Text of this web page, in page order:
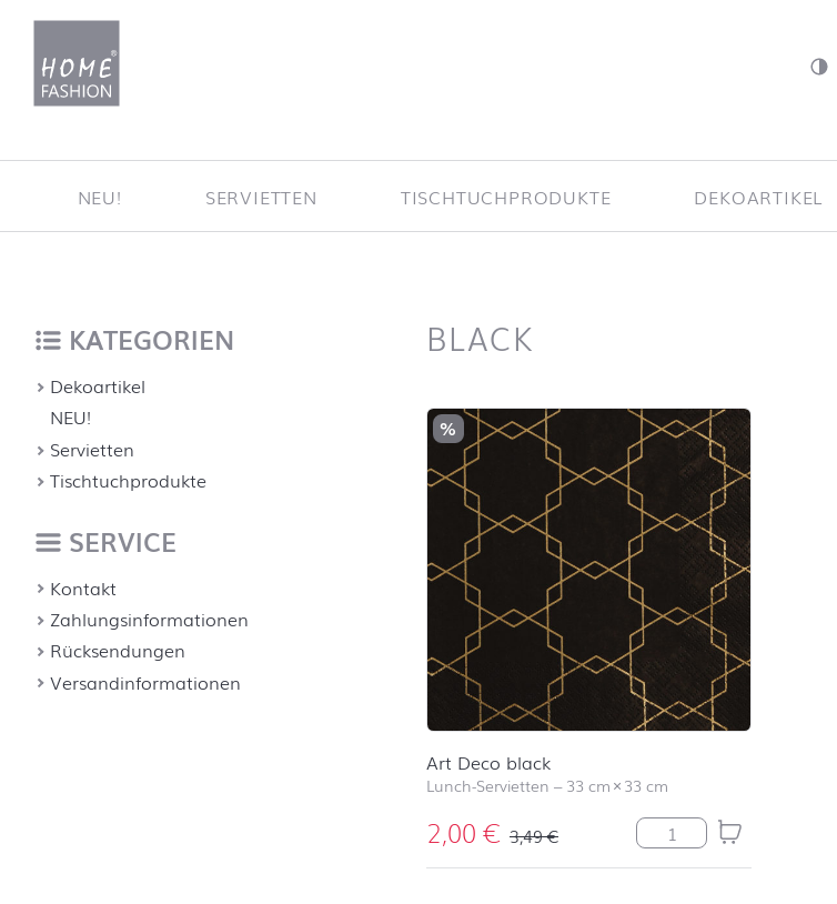
NEU! SERVIETTEN TISCHTUCHPRODUKTE DEKOARTIKEL
BLACK
Produktliste überspringen und zum Filter springen
%
Art Deco black
Lunch-Servietten –33 cm×33 cm
2,00€ 3,49€ Art Deco black Menge
KATEGORIEN
Dekoartikel
NEU!
Servietten
Tischtuchprodukte
SERVICE
Kontakt
Zahlungsinformationen
Rücksendungen
Versandinformationen
nach oben